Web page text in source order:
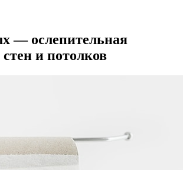
— ослепительная
и потолков